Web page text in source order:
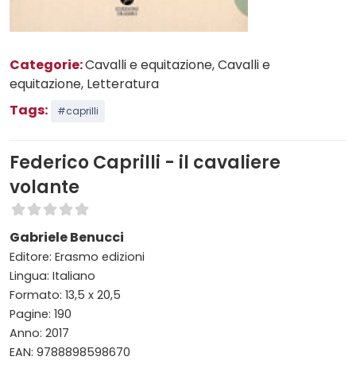
Categorie:Cavalli e equitazione, Cavalli e
equitazione, Letteratura
Tags:
#caprilli
Federico Caprilli - il cavaliere
volante
Gabriele Benucci
Editore: Erasmo edizioni
Lingua: Italiano
Formato: 13,5 x 20,5
Pagine: 190
Anno: 2017
EAN: 9788898598670